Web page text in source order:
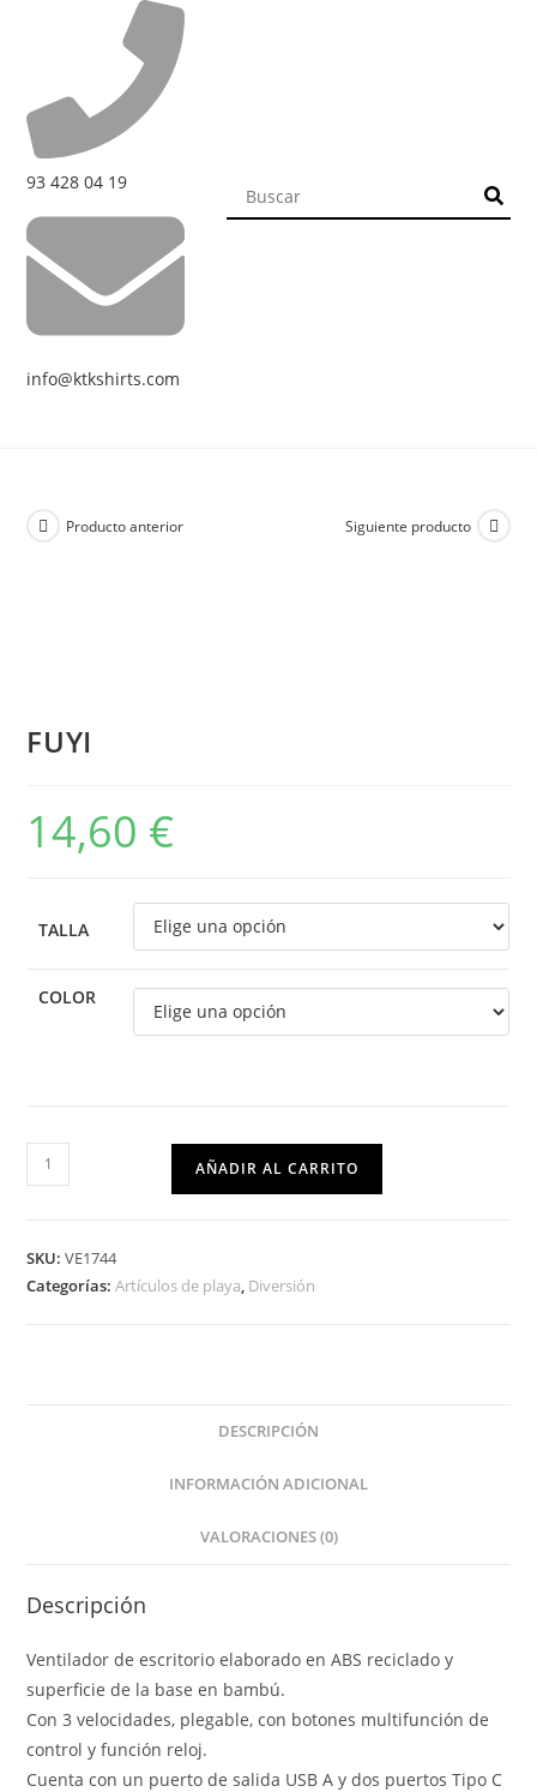
93 428 04 19
info@ktkshirts.com
Producto anterior Siguiente producto
FUYI
14,60 €
TALLA
COLOR
AÑADIR AL CARRITO
SKU:VE1744
Categorías:Artículos de playa, Diversión
DESCRIPCIÓN
INFORMACIÓN ADICIONAL
VALORACIONES (0)
Descripción
Ventilador de escritorio elaborado en ABS reciclado y
superficie de la base en bambú.
Con 3 velocidades, plegable, con botones multifunción de
control y función reloj.
Cuenta con un puerto de salida USB A y dos puertos Tipo C